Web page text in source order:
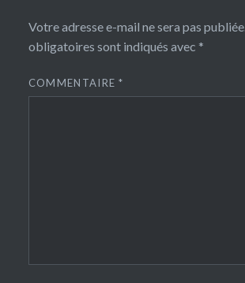
Votre adresse e-mail ne sera pas publiée.
obligatoires sont indiqués avec *
COMMENTAIRE*